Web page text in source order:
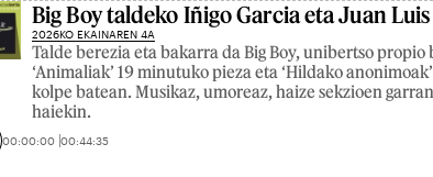
Big Boy taldeko Iñigo Garcia eta Juan
2026KO EKAINAREN 4A
Talde berezia eta bakarra da Big Boy, unibertso
‘Animaliak’ 19 minutuko pieza eta ‘Hildako
kolpe batean. Musikaz, umoreaz, haize sekzioen
haiekin.
00:00:00 00:44:35